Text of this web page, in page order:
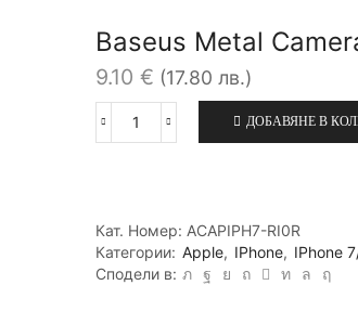
Baseus Metal
9.10 € (17.80 лв.)
количество
Ring
iPhone
7
ДОБАВЯНЕ В
Кат. Номер: ACAPIPH7-RI0R
Категории: Apple, IPhone, IPhone
Сподели в: